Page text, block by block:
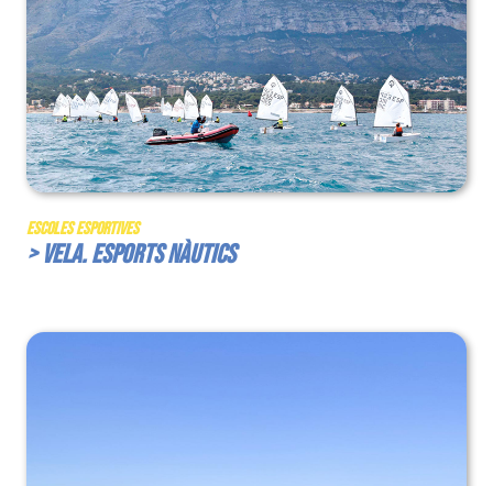
Escoles Esportives
> Vela. Esports Nàutics